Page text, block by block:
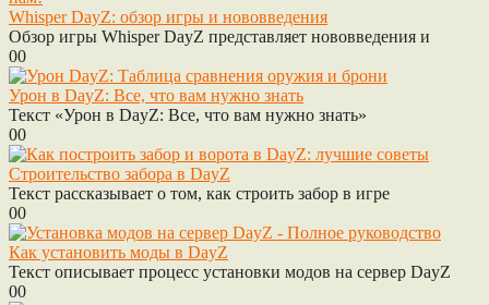
Whisper DayZ: обзор игры и нововведения
Обзор игры Whisper DayZ представляет нововведения и
00
Урон в DayZ: Все, что вам нужно знать
Текст «Урон в DayZ: Все, что вам нужно знать»
00
Строительство забора в DayZ
Текст рассказывает о том, как строить забор в игре
00
Как установить моды в DayZ
Текст описывает процесс установки модов на сервер DayZ
00